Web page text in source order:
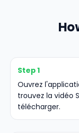
Step 1
Ouvrez
trouvez la vidéo
télécharger.